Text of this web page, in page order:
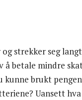
strekker seg
å betale mindre
kunne brukt
Uansett